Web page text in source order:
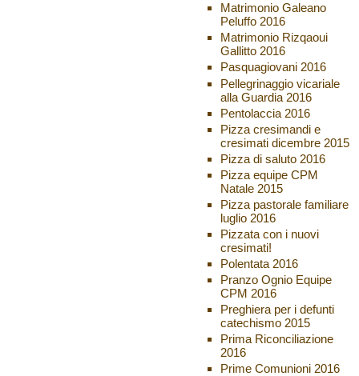
Matrimonio Galeano
Peluffo 2016
Matrimonio Rizqaoui
Gallitto 2016
Pasquagiovani 2016
Pellegrinaggio vicariale
alla Guardia 2016
Pentolaccia 2016
Pizza cresimandi e
cresimati dicembre 2015
Pizza di saluto 2016
Pizza equipe CPM
Natale 2015
Pizza pastorale familiare
luglio 2016
Pizzata con i nuovi
cresimati!
Polentata 2016
Pranzo Ognio Equipe
CPM 2016
Preghiera per i defunti
catechismo 2015
Prima Riconciliazione
2016
Prime Comunioni 2016